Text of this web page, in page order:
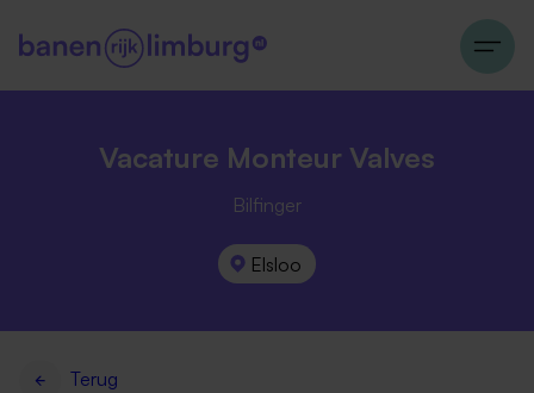
Vacature Monteur Valves
Bilfinger
Elsloo
Terug